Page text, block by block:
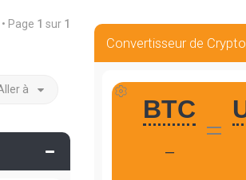
Page 1 sur 1
à
Convertisseur de Crypto